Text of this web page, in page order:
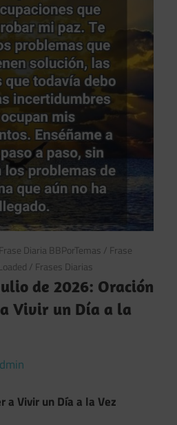
Frase Diaria BBPorTemas / Frase
/ Frases Diarias
de 2026: Oración
Vivir un Día a la
a Vivir un Día a la Vez